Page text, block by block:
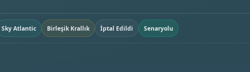
Sky Atlantic Birleşik Krallık İptal Edildi Senaryolu